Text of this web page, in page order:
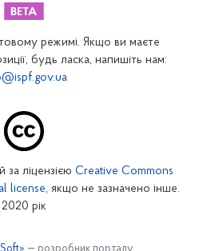
режимі. Якщо ви маєте
будь ласка, напишіть нам:
ліцензією Creative Commons
license, якщо не зазначено інше.
2020 рік